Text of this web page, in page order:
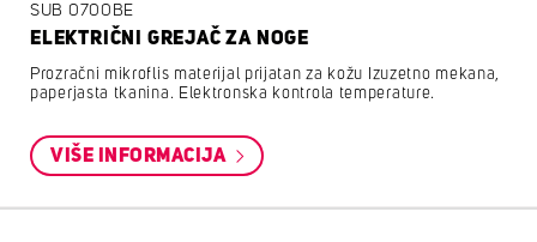
SUB 0700BE
ELEKTRIČNI GREJAČ ZA NOGE
Prozračni mikroflis materijal prijatan za kožu Izuzetno mekana,
paperjasta tkanina. Elektronska kontrola temperature.
VIŠE INFORMACIJA